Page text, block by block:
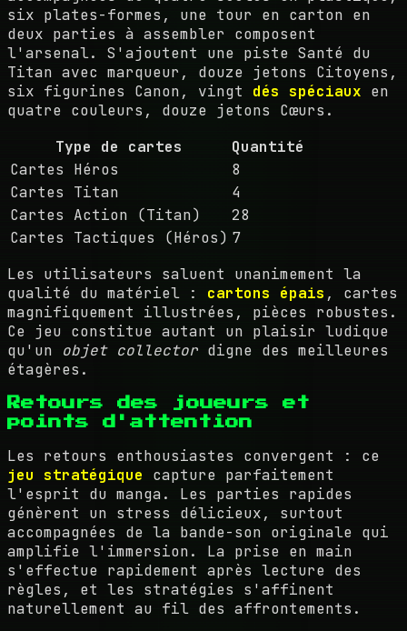
six plates-formes, une tour en carton en
deux parties à assembler composent
l'arsenal. S'ajoutent une piste Santé du
Titan avec marqueur, douze jetons Citoyens,
six figurines Canon, vingt dés spéciaux en
quatre couleurs, douze jetons Cœurs.
Type de cartes
Quantité
Cartes Héros
8
Cartes Titan
4
Cartes Action (Titan)
28
Cartes Tactiques (Héros) 7
Les utilisateurs saluent unanimement la
qualité du matériel : cartons épais , cartes
magnifiquement illustrées, pièces robustes.
Ce jeu constitue autant un plaisir ludique
qu'un objet collector digne des meilleures
étagères.
Retours des joueurs et
points d'attention
Les retours enthousiastes convergent : ce
jeu stratégique capture parfaitement
l'esprit du manga. Les parties rapides
génèrent un stress délicieux, surtout
accompagnées de la bande-son originale qui
amplifie l'immersion. La prise en main
s'effectue rapidement après lecture des
règles, et les stratégies s'affinent
naturellement au fil des affrontements.